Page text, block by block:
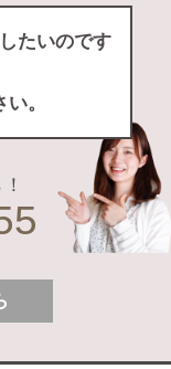
たいのです
。